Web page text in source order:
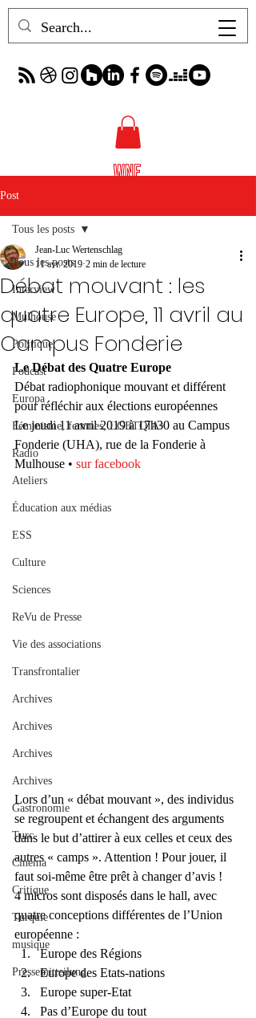
Post
Tous les posts
Interview
Mulhouse
Politique
Podcast
Europa
Féminisme, femmes, LGBTQIA+
Radio
Ateliers
Éducation aux médias
ESS
Culture
Sciences
ReVu de Presse
Vie des associations
Transfrontalier
Archives
Archives
Archives
Archives
Gastronomie
Turc
Cinéma
Critique
Turquie
musique
Pressemitteilung
Tous les posts
Débat mouvant : les
quatre Europe, 11 avril au
Campus Fonderie
Jean-Luc Wertenschlag
11 avr. 2019 2 min de lecture
Le Débat des Quatre Europe
Débat radiophonique mouvant et différent
pour réfléchir aux élections européennes
Le jeudi 11 avril 2019 à 17h30 au Campus
Fonderie (UHA), rue de la Fonderie à
Mulhouse • sur facebook
Lors d’un « débat mouvant », des individus
se regroupent et échangent des arguments
dans le but d’attirer à eux celles et ceux des
autres « camps ». Attention ! Pour jouer, il
faut soi-même être prêt à changer d’avis !
4 micros sont disposés dans le hall, avec
quatre conceptions différentes de l’Union
européenne :
Europe des Régions
Europe des Etats-nations
Europe super-Etat
Pas d’Europe du tout